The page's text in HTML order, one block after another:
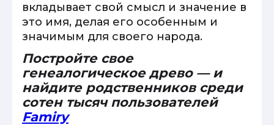
вкладывает свой смысл и значение в
это имя, делая его особенным и
значимым для своего народа.
Постройте свое
генеалогическое древо — и
найдите родственников среди
сотен тысяч пользователей
Famiry